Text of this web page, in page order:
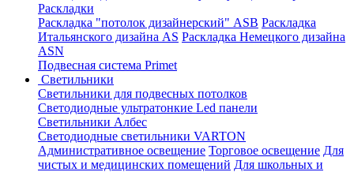
Раскладки
Раскладка "потолок дизайнерский" ASB Раскладка
Итальянского дизайна AS Раскладка Немецкого дизайна
АSN
Подвесная система Primet
Светильники
Светильники для подвесных потолков
Светодиодные ультратонкие Led панели
Светильники Албес
Светодиодные светильники VARTON
Административное освещение Торговое освещение Для
чистых и медицинских помещений Для школьных и